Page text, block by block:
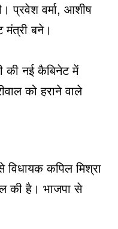
प्रवेश वर्मा, आशीष
मंत्री बने।
की नई कैबिनेट में
को हराने वाले
विधायक कपिल मिश्रा
की है। भाजपा से